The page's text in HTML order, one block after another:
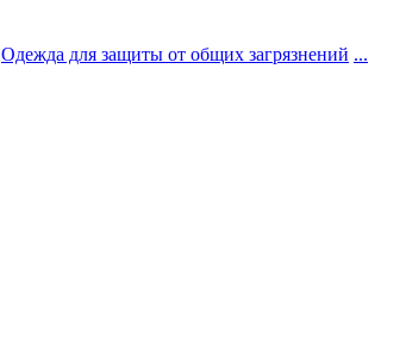
Одежда для защиты от общих загрязнений ...